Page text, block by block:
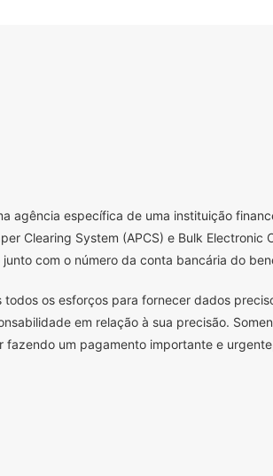
agência específica de uma instituição
Clearing System (APCS) e Bulk Electronic
com o número da conta bancária do
os esforços para fornecer dados
em relação à sua precisão.
um pagamento importante e